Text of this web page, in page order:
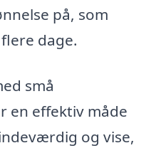
på, som
dage.
små
en effektiv måde
og vise,